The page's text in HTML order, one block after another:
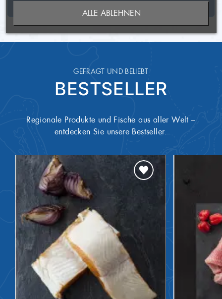
davon Zucker -
Eiweiß 18,00 g
GEFRAGT UND BELIEBT
BESTSELLER
Regionale Produkte und Fische aus aller Welt –
entdecken Sie unsere Bestseller.
WUNSCHLISTE ERSTELLEN
ANMELDEN
ALLE ABLEHNEN